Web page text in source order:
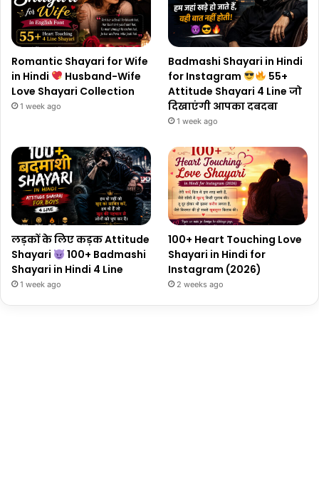
Romantic Shayari for Wife
in Hindi
Husband-Wife
Love Shayari Collection
1 week ago
Badmashi Shayari in Hindi
for Instagram
55+
Attitude Shayari 4 Line जो
दिखाएंगी आपका दबदबा
1 week ago
लड़कों के लिए कड़क Attitude
Shayari
100+ Badmashi
Shayari in Hindi 4 Line
1 week ago
100+ Heart Touching Love
Shayari in Hindi for
Instagram (2026)
2 weeks ago